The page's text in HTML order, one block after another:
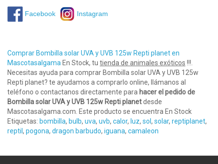
Facebook Instagram
Comprar Bombilla solar UVA y UVB 125w Repti planet en
Mascotasalgama En Stock, tu tienda de animales exóticos !!!.
Necesitas ayuda para comprar Bombilla solar UVA y UVB 125w
Repti planet? te ayudamos a comprarlo online, llámanos al
teléfono o contactanos directamente para hacer el pedido de
Bombilla solar UVA y UVB 125w Repti planetdesde
Mascotasalgama.com. Este producto se encuentra En Stock
Etiquetas: bombilla, bulb, uva, uvb, calor, luz, sol , solar, reptiplanet,
reptil , pogona, dragon barbudo, iguana, camaleon